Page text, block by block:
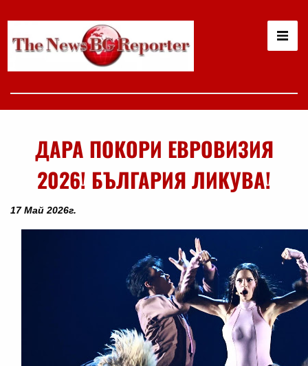
ДАРА ПОКОРИ ЕВРОВИЗИЯ
2026! БЪЛГАРИЯ ЛИКУВА!
17 Май 2026г.